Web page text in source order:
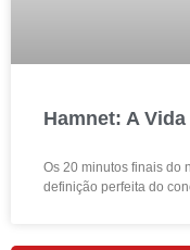
Hamnet: A
Os 20 minutos finais do
definição perfeita do